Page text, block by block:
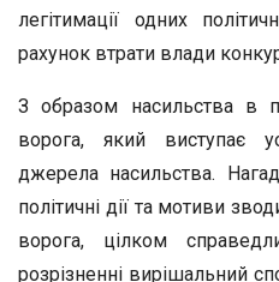
легітимації одних
рахунок втрати влади
З образом насильства в
ворога, який виступає
джерела насильства.
політичні дії та мотиви
ворога, цілком
розрізненні вирішальний